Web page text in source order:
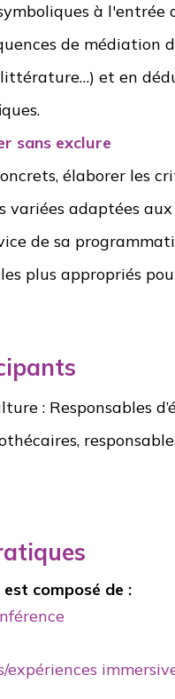
à l'entrée
de médiation
et en
sans exclure
élaborer les
variées adaptées
de sa
plus appropriés
: Responsables
composé de :